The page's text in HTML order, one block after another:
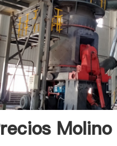
Molino